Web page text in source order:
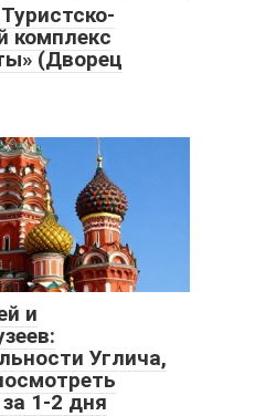
комплекс
(Дворец
и
Углича,
1-2 дня